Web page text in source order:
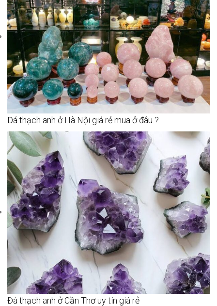
Đá thạch anh ở Hà Nội giá rẻ mua ở đâu ?
Đá thạch anh ở Cần Thơ uy tín giá rẻ